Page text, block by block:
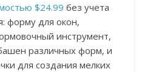
$24.99 без учета
форму для окон,
инструмент,
различных форм, и
для создания мелких